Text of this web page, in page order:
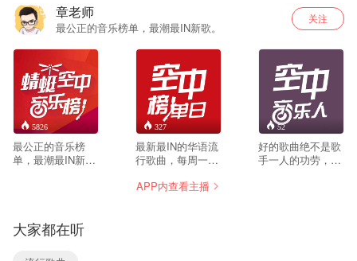
章老师
最公正的音乐榜单，最潮最IN新歌。
关注
5826
最公正的音乐榜
单，最潮最IN新
327
最新最IN的华语流
行歌曲，每周一揭
家专业电台的播放
52
好的歌曲绝不是歌
手一人的功劳，不
APP内查看主播
大家都在听